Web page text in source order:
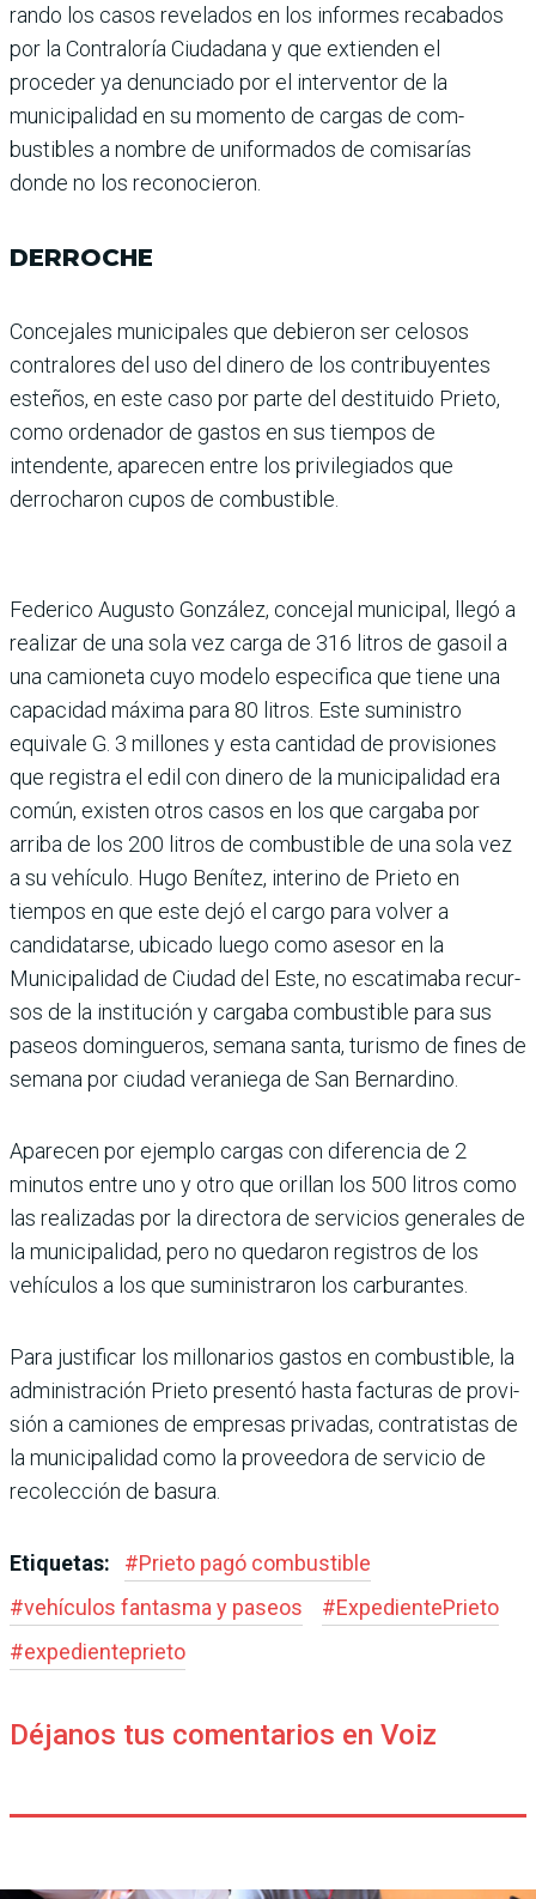
rando los casos revelados en los informes recabados
por la Contraloría Ciudadana y que extienden el
proceder ya denunciado por el interven­tor de la
municipalidad en su momento de cargas de com­
bustibles a nombre de unifor­mados de comisarías
donde no los reconocieron.
DERROCHE
Concejales municipales que debieron ser celosos
contra­lores del uso del dinero de los contribuyentes
esteños, en este caso por parte del desti­tuido Prieto,
como ordenador de gastos en sus tiempos de
intendente, aparecen entre los privilegiados que
derrocharon cupos de combustible.
Federico Augusto González, concejal municipal, llegó a
realizar de una sola vez carga de 316 litros de gasoil a
una camioneta cuyo modelo espe­cifica que tiene una
capaci­dad máxima para 80 litros. Este suministro
equivale G. 3 millones y esta cantidad de provisiones
que registra el edil con dinero de la muni­cipalidad era
común, existen otros casos en los que cargaba por
arriba de los 200 litros de combustible de una sola vez
a su vehículo. Hugo Benítez, interino de Prieto en
tiempos en que este dejó el cargo para volver a
candidatarse, ubi­cado luego como asesor en la
Municipalidad de Ciudad del Este, no escatimaba recur­
sos de la institución y cargaba combustible para sus
paseos domingueros, semana santa, turismo de fines de
semana por ciudad veraniega de San Bernardino.
Aparecen por ejemplo cargas con diferencia de 2
minutos entre uno y otro que orillan los 500 litros como
las reali­zadas por la directora de ser­vicios generales de
la muni­cipalidad, pero no quedaron registros de los
vehículos a los que suministraron los carbu­rantes.
Para justificar los millona­rios gastos en combustible, la
administración Prieto pre­sentó hasta facturas de provi­
sión a camiones de empresas privadas, contratistas de
la municipalidad como la pro­veedora de servicio de
reco­lección de basura.
Etiquetas: #Prieto pagó combustible
#vehículos fantasma y paseos #ExpedientePrieto
#expedienteprieto
Déjanos tus comentarios en Voiz